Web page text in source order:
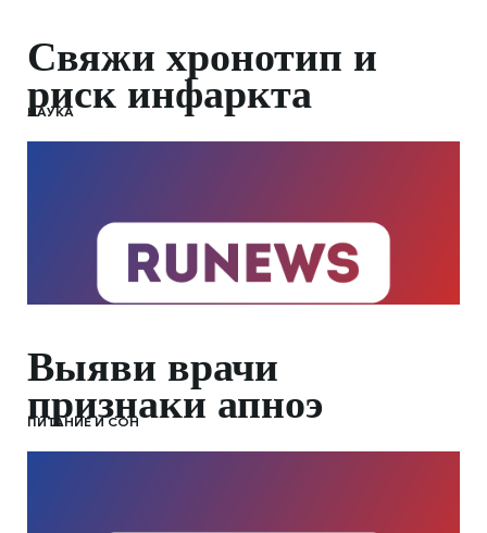
Свяжи хронотип и
риск инфаркта
НАУКА
Выяви врачи
признаки апноэ
ПИТАНИЕ И СОН